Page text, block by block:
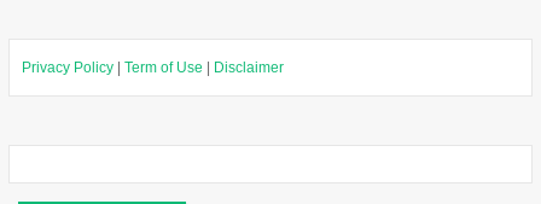
Privacy Policy| Term of Use Disclaimer